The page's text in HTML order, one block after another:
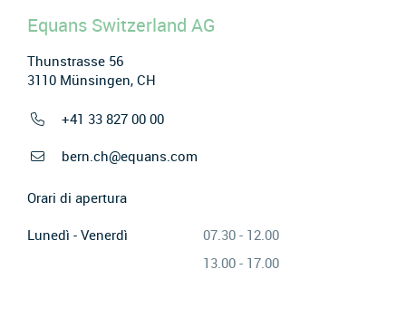
Equans Switzerland AG
Thunstrasse 56
3110 Münsingen, CH
+41 33 827 00 00
bern.ch@equans.com
Orari di apertura
Lunedì - Venerdì
07.30 - 12.00
13.00 - 17.00